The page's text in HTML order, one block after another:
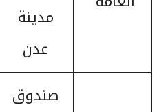
مدينة
عدن
صندوق